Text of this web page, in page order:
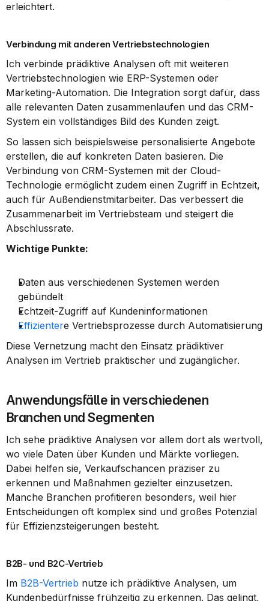
erleichtert.
Verbindung mit anderen Vertriebstechnologien
Ich verbinde prädiktive Analysen oft mit weiteren
Vertriebstechnologien wie ERP-Systemen oder
Marketing-Automation. Die Integration sorgt dafür, dass
alle relevanten Daten zusammenlaufen und das CRM-
System ein vollständiges Bild des Kunden zeigt.
So lassen sich beispielsweise personalisierte Angebote
erstellen, die auf konkreten Daten basieren. Die
Verbindung von CRM-Systemen mit der Cloud-
Technologie ermöglicht zudem einen Zugriff in Echtzeit,
auch für Außendienstmitarbeiter. Das verbessert die
Zusammenarbeit im Vertriebsteam und steigert die
Abschlussrate.
Wichtige Punkte:
Daten aus verschiedenen Systemen werden
gebündelt
Echtzeit-Zugriff auf Kundeninformationen
Effizientere Vertriebsprozesse durch Automatisierung
Diese Vernetzung macht den Einsatz prädiktiver
Analysen im Vertrieb praktischer und zugänglicher.
Anwendungsfälle in verschiedenen
Branchen und Segmenten
Ich sehe prädiktive Analysen vor allem dort als wertvoll,
wo viele Daten über Kunden und Märkte vorliegen.
Dabei helfen sie, Verkaufschancen präziser zu
erkennen und Maßnahmen gezielter einzusetzen.
Manche Branchen profitieren besonders, weil hier
Entscheidungen oft komplex sind und großes Potenzial
für Effizienzsteigerungen besteht.
B2B- und B2C-Vertrieb
Im B2B-Vertrieb nutze ich prädiktive Analysen, um
Kundenbedürfnisse frühzeitig zu erkennen. Das gelingt,